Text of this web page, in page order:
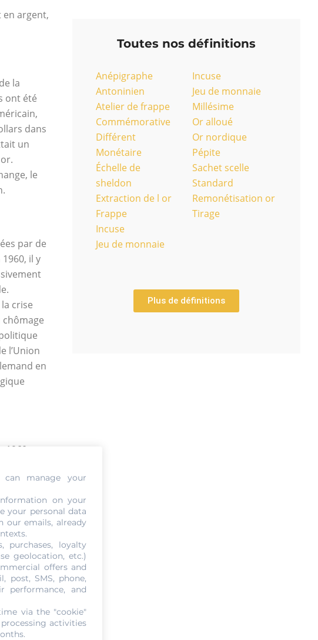
en argent,
la
ont été
dans
un
le
par de
il y
crise
l’Union
en
en
pièce
la
la fin
en écus,
légal,
Toutes nos définitions
Anépigraphe
Antoninien
Atelier de frappe
Commémorative
Différent
Monétaire
Échelle de
sheldon
Extraction de l or
Frappe
Incuse
Jeu de monnaie
Incuse
Jeu de monnaie
Millésime
Or alloué
Or nordique
Pépite
Sachet scelle
Standard
Remonétisation or
Tirage
Plus de définitions
manage your
on your
your personal data
our emails, already
purchases, loyalty
geolocation, etc.)
offers and
post, SMS, phone,
performance, and
via the "cookie"
activities